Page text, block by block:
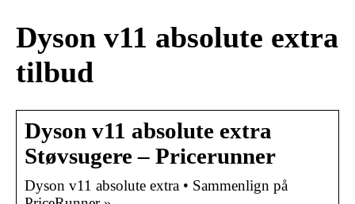
Dyson v11 absolute extra
tilbud
Dyson v11 absolute extra
Støvsugere – Pricerunner
Dyson v11 absolute extra • Sammenlign på